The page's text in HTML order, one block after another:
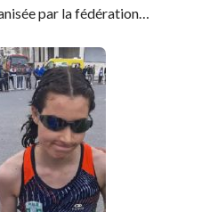
par la fédération…